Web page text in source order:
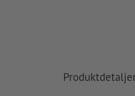
Hur skapar jag